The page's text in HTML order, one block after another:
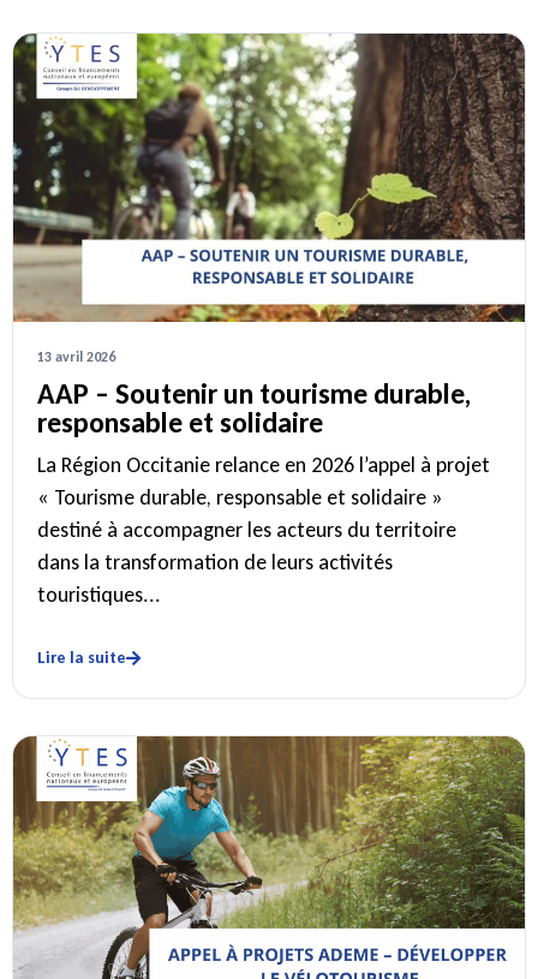
13 avril 2026
AAP – Soutenir un tourisme durable,
responsable et solidaire
La Région Occitanie relance en 2026 l’appel à projet
« Tourisme durable, responsable et solidaire »
destiné à accompagner les acteurs du territoire
dans la transformation de leurs activités
touristiques...
Lire la suite